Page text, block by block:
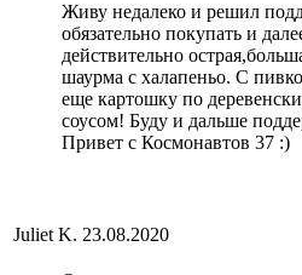
Живу недалеко и решил
обязательно покупать и
действительно
шаурма с халапеньо. С
еще картошку по
соусом! Буду и дальше
Привет с Космонавтов 37 :)
Juliet K. 23.08.2020